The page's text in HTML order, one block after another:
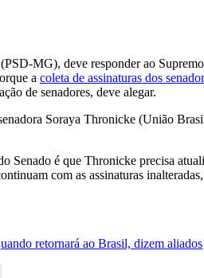
MG), deve responder ao
a coleta de assinaturas dos
de senadores, deve alegar.
Soraya Thronicke (União
Senado é que Thronicke precisa
com as assinaturas
retornará ao Brasil, dizem aliados